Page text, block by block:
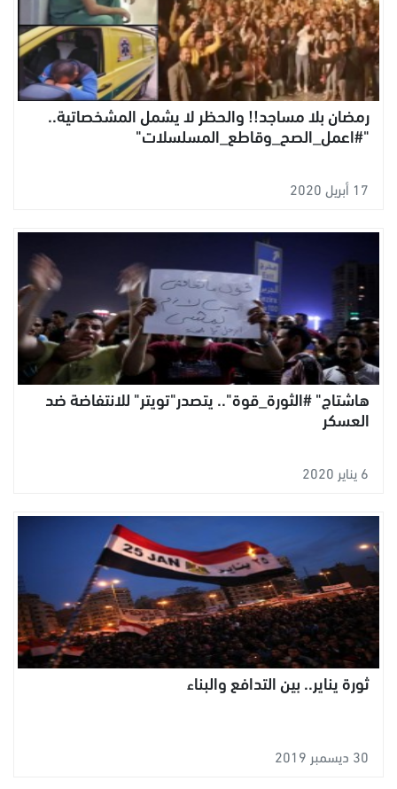
رمضان بلا مساجد!! والحظر لا يشمل المشخصاتية..
"#اعمل_الصح_وقاطع_المسلسلات"
17 أبريل 2020
هاشتاج" #الثورة_قوة".. يتصدر"تويتر" للانتفاضة ضد
العسكر
6 يناير 2020
ثورة يناير.. بين التدافع والبناء
30 ديسمبر 2019